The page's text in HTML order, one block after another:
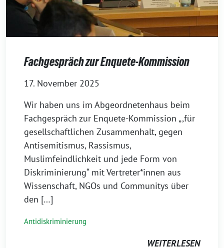
Fachgespräch zur Enquete-Kommission
17. November 2025
Wir haben uns im Abgeordnetenhaus beim
Fachgespräch zur Enquete-Kommission „,für
gesellschaftlichen Zusammenhalt, gegen
Antisemitismus, Rassismus,
Muslimfeindlichkeit und jede Form von
Diskriminierung“ mit Vertreter*innen aus
Wissenschaft, NGOs und Communitys über
den […]
Antidiskriminierung
WEITERLESEN